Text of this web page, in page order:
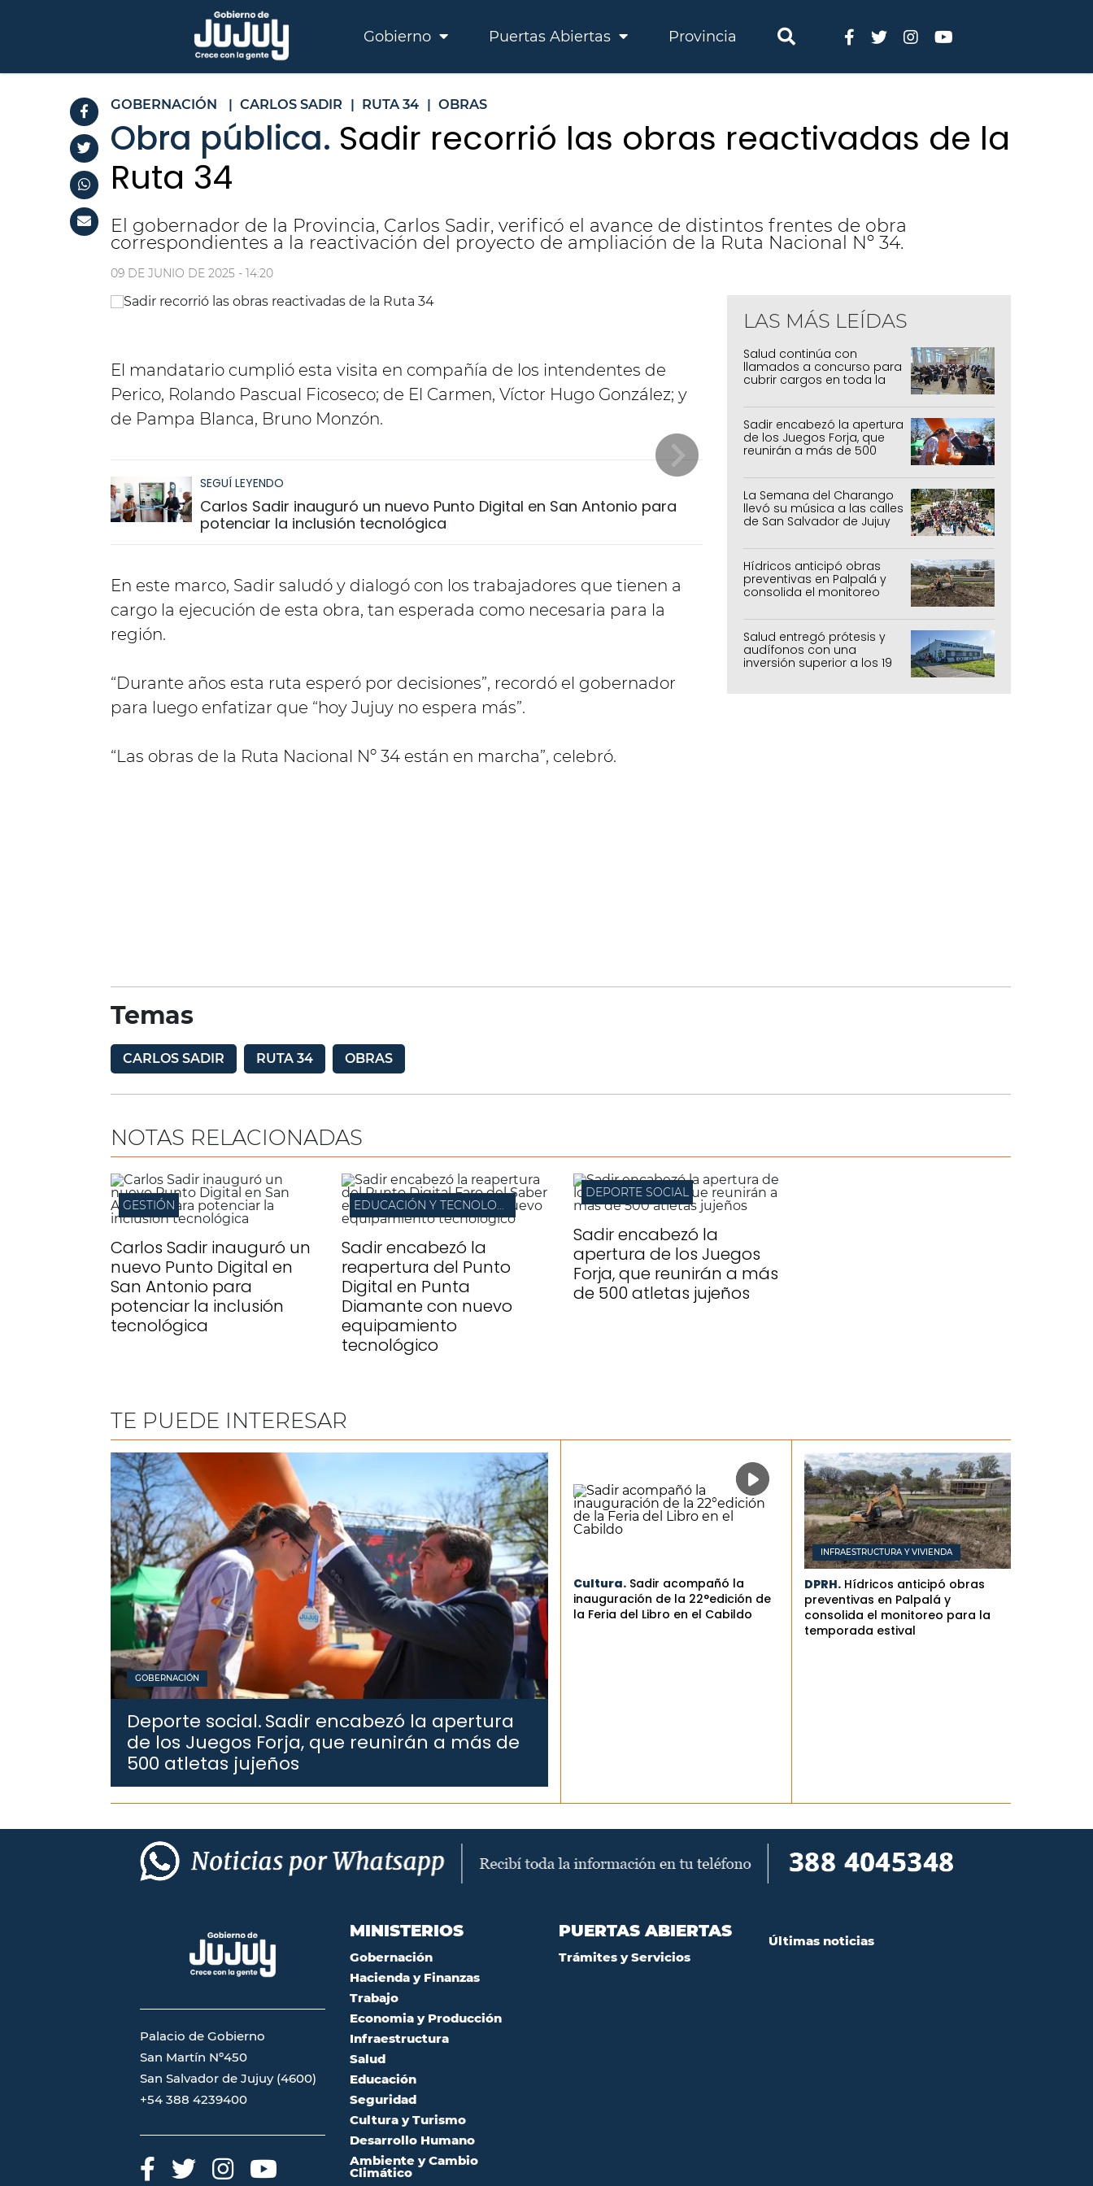
Gobierno Puertas Abiertas Provincia
GOBERNACIÓN | CARLOS SADIR | RUTA 34 | OBRAS
Obra pública. Sadir recorrió las obras reactivadas de la
Ruta 34
El gobernador de la Provincia, Carlos Sadir, verificó el avance de distintos frentes de obra
correspondientes a la reactivación del proyecto de ampliación de la Ruta Nacional Nº 34.
09 DE JUNIO DE 2025 - 14:20
El mandatario cumplió esta visita en compañía de los intendentes de
Perico, Rolando Pascual Ficoseco; de El Carmen, Víctor Hugo González; y
de Pampa Blanca, Bruno Monzón.
SEGUÍ LEYENDO
Carlos Sadir inauguró un nuevo Punto Digital en San Antonio para
potenciar la inclusión tecnológica
En este marco, Sadir saludó y dialogó con los trabajadores que tienen a
cargo la ejecución de esta obra, tan esperada como necesaria para la
región.
“Durante años esta ruta esperó por decisiones”, recordó el gobernador
para luego enfatizar que “hoy Jujuy no espera más”.
“Las obras de la Ruta Nacional Nº 34 están en marcha”, celebró.
LAS MÁS LEÍDAS
Salud continúa con
llamados a concurso para
cubrir cargos en toda la
Sadir encabezó la apertura
de los Juegos Forja, que
reunirán a más de 500
La Semana del Charango
llevó su música a las calles
de San Salvador de Jujuy
Hídricos anticipó obras
preventivas en Palpalá y
consolida el monitoreo
Salud entregó prótesis y
audífonos con una
inversión superior a los 19
millones de pesos
Temas
CARLOS SADIR RUTA 34 OBRAS
NOTAS RELACIONADAS
GESTIÓN
Carlos Sadir inauguró un
nuevo Punto Digital en
San Antonio para
potenciar la inclusión
tecnológica
EDUCACIÓN Y TECNOLOGÍA
Sadir encabezó la
reapertura del Punto
Digital en Punta
Diamante con nuevo
equipamiento
tecnológico
DEPORTE SOCIAL
Sadir encabezó la
apertura de los Juegos
Forja, que reunirán a más
de 500 atletas jujeños
TE PUEDE INTERESAR
GOBERNACIÓN
Deporte social.Sadir encabezó la apertura
de los Juegos Forja, que reunirán a más de
500 atletas jujeños
Cultura. Sadir acompañó la
inauguración de la 22°edición de
la Feria del Libro en el Cabildo
INFRAESTRUCTURA Y VIVIENDA
DPRH. Hídricos anticipó obras
preventivas en Palpalá y
consolida el monitoreo para la
temporada estival
Palacio de Gobierno
San Martín Nº450
San Salvador de Jujuy (4600)
+54 388 4239400
MINISTERIOS
Gobernación
Hacienda y Finanzas
Trabajo
Economia y Producción
Infraestructura
Salud
Educación
Seguridad
Cultura y Turismo
Desarrollo Humano
Ambiente y Cambio
Climático
PUERTAS ABIERTAS
Trámites y Servicios
Últimas noticias